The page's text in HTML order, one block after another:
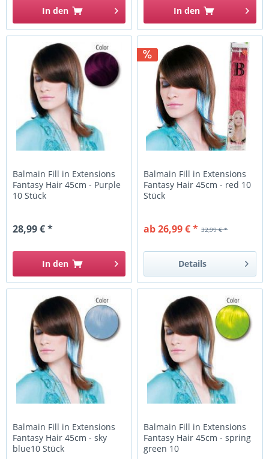
In den In den
Balmain Fill in Extensions
Fantasy Hair 45cm - Purple
10 Stück
28,99 € *
In den
Balmain Fill in Extensions
Fantasy Hair 45cm - red 10
Stück
32,99 € *
ab 26,99 € *
Details
Balmain Fill in Extensions
Fantasy Hair 45cm - sky
blue10 Stück
Balmain Fill in Extensions
Fantasy Hair 45cm - spring
green 10